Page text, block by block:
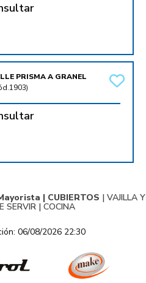
PRISMA A GRANEL
)
| CUBIERTOS | VAJILLA Y
SERVIR| COCINA
06/08/2026 22:30